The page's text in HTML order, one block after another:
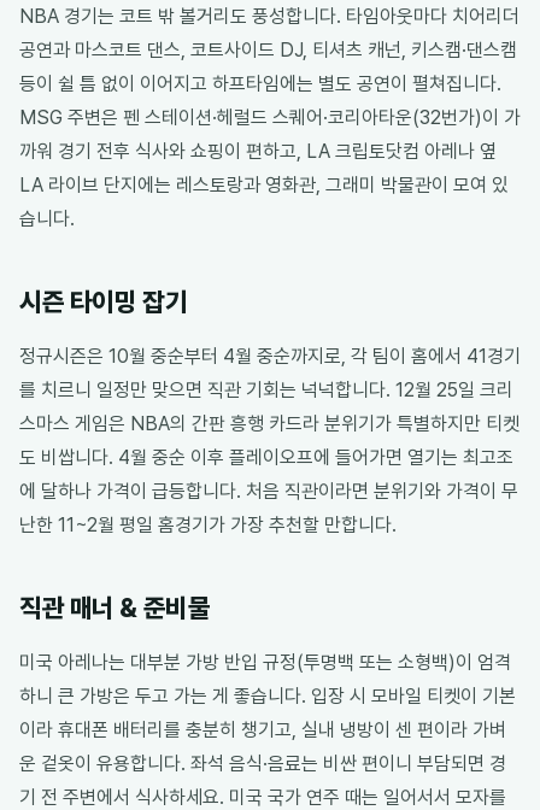
NBA 경기는 코트 밖 볼거리도 풍성합니다. 타임아웃마다 치어리더
공연과 마스코트 댄스, 코트사이드 DJ, 티셔츠 캐넌, 키스캠·댄스캠
등이 쉴 틈 없이 이어지고 하프타임에는 별도 공연이 펼쳐집니다.
MSG 주변은 펜 스테이션·헤럴드 스퀘어·코리아타운(32번가)이 가
까워 경기 전후 식사와 쇼핑이 편하고, LA 크립토닷컴 아레나 옆
LA 라이브 단지에는 레스토랑과 영화관, 그래미 박물관이 모여 있
습니다.
시즌 타이밍 잡기
정규시즌은 10월 중순부터 4월 중순까지로, 각 팀이 홈에서 41경기
를 치르니 일정만 맞으면 직관 기회는 넉넉합니다. 12월 25일 크리
스마스 게임은 NBA의 간판 흥행 카드라 분위기가 특별하지만 티켓
도 비쌉니다. 4월 중순 이후 플레이오프에 들어가면 열기는 최고조
에 달하나 가격이 급등합니다. 처음 직관이라면 분위기와 가격이 무
난한 11~2월 평일 홈경기가 가장 추천할 만합니다.
직관 매너 & 준비물
미국 아레나는 대부분 가방 반입 규정(투명백 또는 소형백)이 엄격
하니 큰 가방은 두고 가는 게 좋습니다. 입장 시 모바일 티켓이 기본
이라 휴대폰 배터리를 충분히 챙기고, 실내 냉방이 센 편이라 가벼
운 겉옷이 유용합니다. 좌석 음식·음료는 비싼 편이니 부담되면 경
기 전 주변에서 식사하세요. 미국 국가 연주 때는 일어서서 모자를